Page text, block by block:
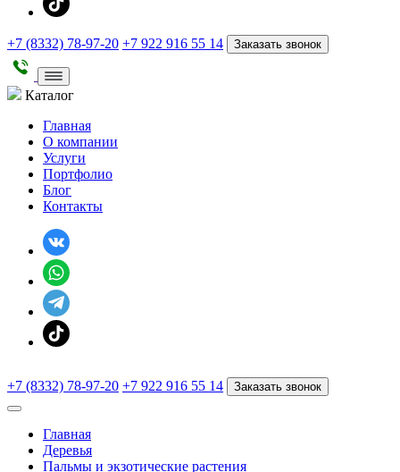
+7 (8332) 78-97-20 +7 922 916 55 14 Заказать звонок
Каталог
Главная
О компании
Услуги
Портфолио
Блог
Контакты
+7 (8332) 78-97-20 +7 922 916 55 14 Заказать звонок
Главная
Деревья
Пальмы и экзотические растения